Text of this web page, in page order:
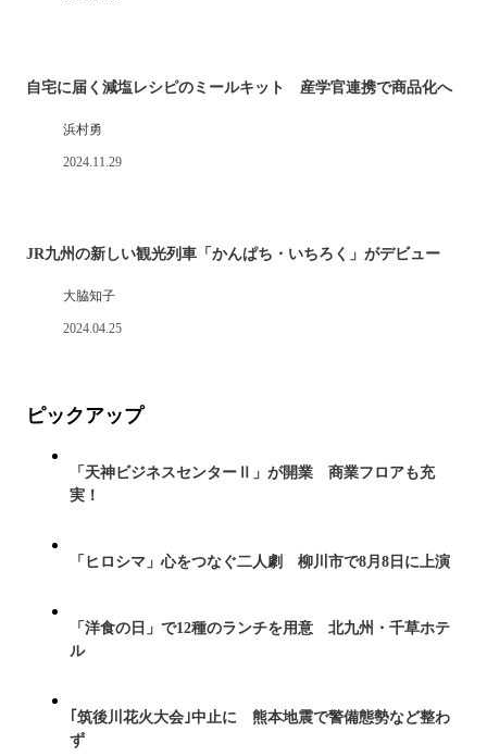
自宅に届く減塩レシピのミールキット 産学官連携で商品化へ
浜村勇
2024.11.29
JR九州の新しい観光列車「かんぱち・いちろく」がデビュー
大脇知子
2024.04.25
ピックアップ
「天神ビジネスセンターⅡ」が開業 商業フロアも充
実！
「ヒロシマ」心をつなぐ二人劇 柳川市で8月8日に上演
「洋食の日」で12種のランチを用意 北九州・千草ホテ
ル
｢筑後川花火大会｣中止に 熊本地震で警備態勢など整わ
ず